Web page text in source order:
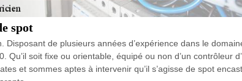
spot
de plusieurs années d’expérience dans le
soit fixe ou orientable, équipé ou non d’un contrôleur
et sommes aptes à intervenir qu’il s’agisse de spot